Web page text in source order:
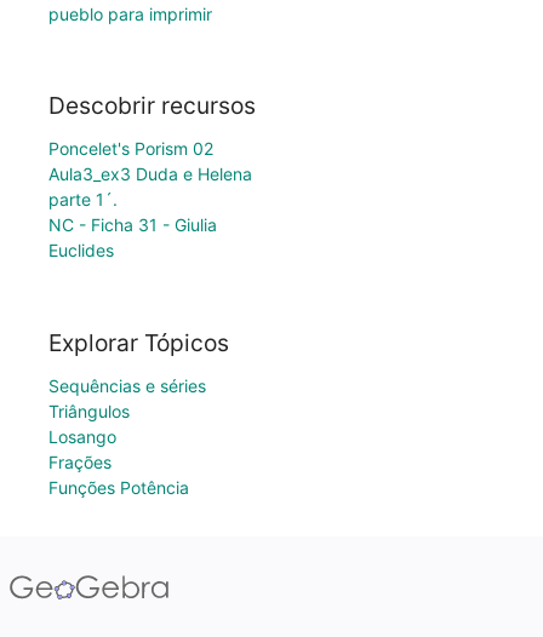
pueblo para imprimir
Descobrir recursos
Poncelet's Porism 02
Aula3_ex3 Duda e Helena
parte 1´.
NC - Ficha 31 - Giulia
Euclides
Explorar Tópicos
Sequências e séries
Triângulos
Losango
Frações
Funções Potência